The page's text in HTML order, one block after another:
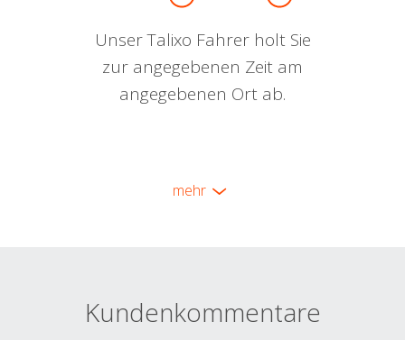
Unser Talixo Fahrer holt Sie
zur angegebenen Zeit am
angegebenen Ort ab.
mehr
Kundenkommentare